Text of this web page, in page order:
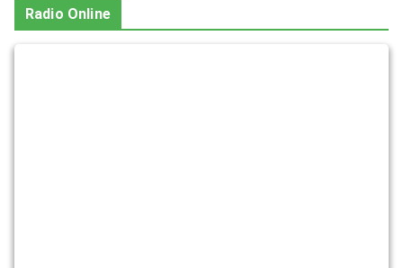
Radio Online